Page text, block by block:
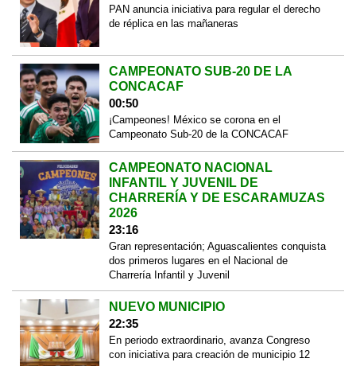
PAN anuncia iniciativa para regular el derecho
de réplica en las mañaneras
CAMPEONATO SUB-20 DE LA
CONCACAF
00:50
¡Campeones! México se corona en el
Campeonato Sub-20 de la CONCACAF
CAMPEONATO NACIONAL
INFANTIL Y JUVENIL DE
CHARRERÍA Y DE ESCARAMUZAS
2026
23:16
Gran representación; Aguascalientes conquista
dos primeros lugares en el Nacional de
Charrería Infantil y Juvenil
NUEVO MUNICIPIO
22:35
En periodo extraordinario, avanza Congreso
con iniciativa para creación de municipio 12